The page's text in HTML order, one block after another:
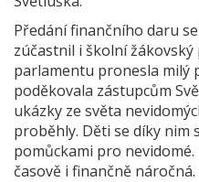
Předání finančního daru
zúčastnil i školní
parlamentu pronesla milý
poděkovala zástupcům
ukázky ze světa
proběhly. Děti se díky nim
pomůckami pro
časově i finančně náročná.